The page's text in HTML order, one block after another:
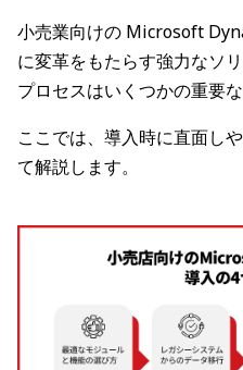
小売業向けの Microsoft
に変革をもたらす強力なソ
プロセスはいくつかの重要
ここでは、導入時に直面し
て解説します。